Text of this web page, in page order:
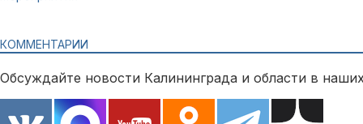
КОММЕНТАРИИ
Обсуждайте новости Калининграда и области в